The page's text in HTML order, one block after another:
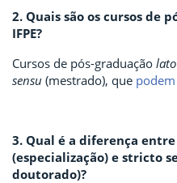
2. Quais são os cursos de
IFPE?
Cursos de pós-graduação
sensu (mestrado), que
3. Qual é a diferença
(especialização) e stricto
doutorado)?